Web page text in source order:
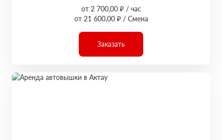
от 2 700,00 ₽ / час
от 21 600,00 ₽ / Смена
Заказать